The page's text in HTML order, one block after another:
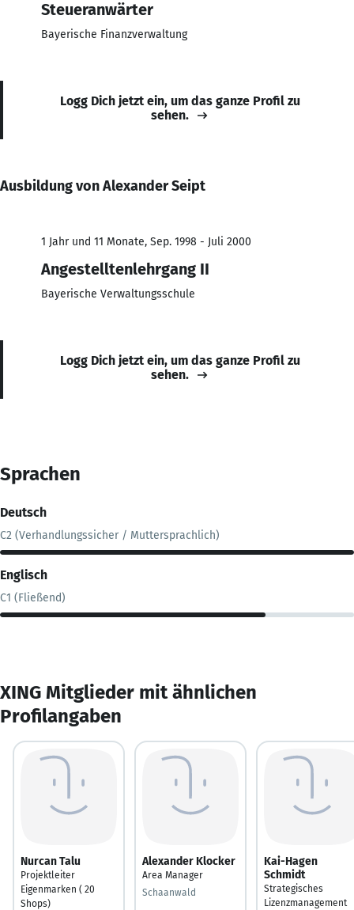
Steueranwärter
Bayerische Finanzverwaltung
Logg Dich jetzt ein, um das ganze Profil zu
sehen.
Ausbildung von Alexander Seipt
1 Jahr und 11 Monate, Sep. 1998 - Juli 2000
Angestelltenlehrgang II
Bayerische Verwaltungsschule
Logg Dich jetzt ein, um das ganze Profil zu
sehen.
Sprachen
Deutsch
C2 (Verhandlungssicher / Muttersprachlich)
Englisch
C1 (Fließend)
XING Mitglieder mit ähnlichen
Profilangaben
Nurcan Talu
Projektleiter
Eigenmarken ( 20
Shops)
Alexander Klocker
Area Manager
Schaanwald
Kai-Hagen
Schmidt
Strategisches
Lizenzmanagement